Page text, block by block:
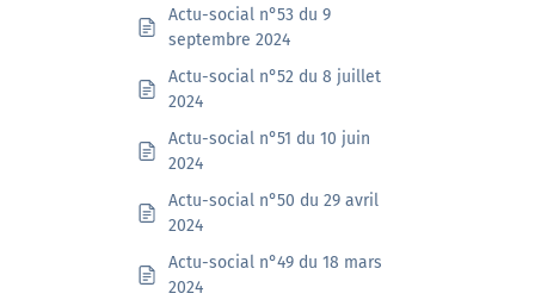
Actu-social n°53 du 9
septembre 2024
Actu-social n°52 du 8 juillet
2024
Actu-social n°51 du 10 juin
2024
Actu-social n°50 du 29 avril
2024
Actu-social n°49 du 18 mars
2024